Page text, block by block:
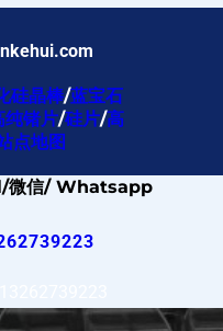
硅晶棒/蓝宝石
纯锗片/硅片/高
点地图
微信/ Whatsapp